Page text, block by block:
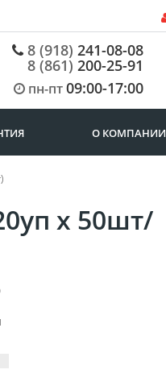
8 (918) 241-08-08
8 (861) 200-25-91
пн-пт09:00-17:00
О КОМПАНИИ
х 50шт/